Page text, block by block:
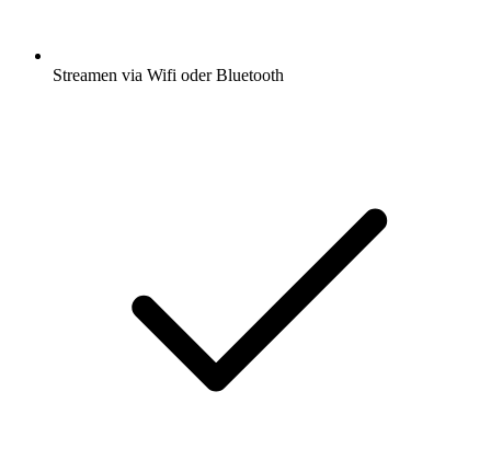
Streamen via Wifi oder Bluetooth